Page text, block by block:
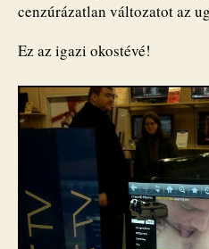
cenzúrázatlan változatot az
Ez az igazi okostévé!